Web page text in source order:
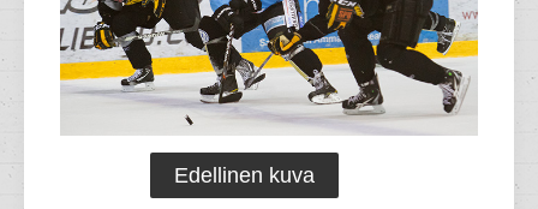
Edellinen kuva